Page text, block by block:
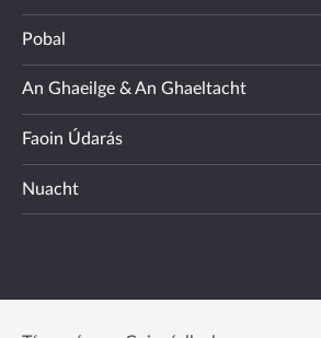
Pobal
An Ghaeilge & An Ghaeltacht
Faoin Údarás
Nuacht